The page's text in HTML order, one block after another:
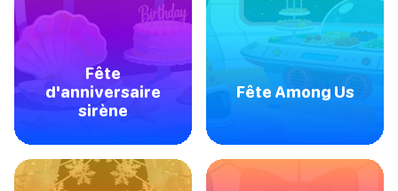
Fête
d'anniversaire
sirène
Fête Among Us